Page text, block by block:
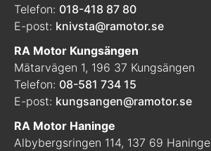
Telefon: 018-418 87 80
E-post: knivsta@ramotor.se
RA Motor Kungsängen
Mätarvägen 1, 196 37 Kungsängen
Telefon: 08-581 734 15
E-post: kungsangen@ramotor.se
RA Motor Haninge
Albybergsringen 114, 137 69 Haninge